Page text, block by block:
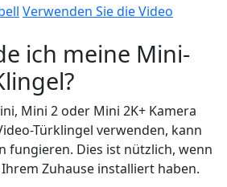
Verwenden Sie die Video
ich meine Mini-
Mini 2 oder Mini 2K+ Kamera
Türklingel verwenden, kann
fungieren. Dies ist nützlich, wenn
Zuhause installiert haben.